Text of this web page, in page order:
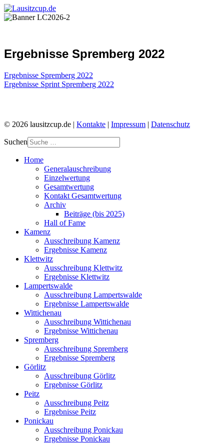
Ergebnisse Spremberg 2022
Ergebnisse Spremberg 2022
Ergebnisse Sprint Spremberg 2022
© 2026 lausitzcup.de | Kontakte | Impressum | Datenschutz
Suchen
Home
Generalauschreibung
Einzelwertung
Gesamtwertung
Kontakt Gesamtwertung
Archiv
Beiträge (bis 2025)
Hall of Fame
Kamenz
Ausschreibung Kamenz
Ergebnisse Kamenz
Klettwitz
Ausschreibung Klettwitz
Ergebnisse Klettwitz
Lampertswalde
Ausschreibung Lampertswalde
Ergebnisse Lampertswalde
Wittichenau
Ausschreibung Wittichenau
Ergebnisse Wittichenau
Spremberg
Ausschreibung Spremberg
Ergebnisse Spremberg
Görlitz
Ausschreibung Görlitz
Ergebnisse Görlitz
Peitz
Ausschreibung Peitz
Ergebnisse Peitz
Ponickau
Ausschreibung Ponickau
Ergebnisse Ponickau